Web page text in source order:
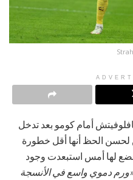
أمام كومو بعد تدخل
لحسن الحظ أنها أقل خطورة
لها أمس استبعدت وجود
«ورم دموي واسع في الأنسجة